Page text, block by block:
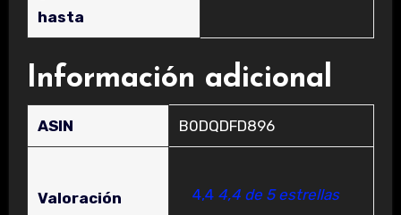
hasta
Información adicional
ASIN B0DQDFD896
Valoración
4,4 4,4 de 5 estrellas